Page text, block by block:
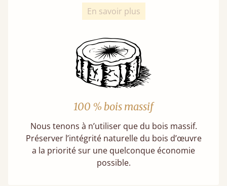
En savoir plus
100 % bois massif
Nous tenons à n’utiliser que du bois massif.
Préserver l’intégrité naturelle du bois d’œuvre
a la priorité sur une quelconque économie
possible.